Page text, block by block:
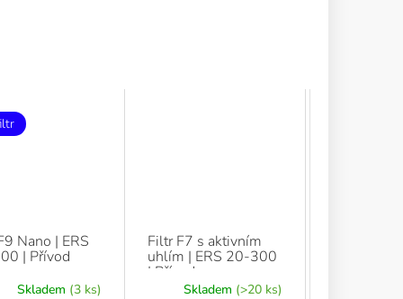
Nano | ERS
| Přívod
Skladem (3 ks)
Filtr F7 s aktivním
uhlím | ERS 20-300
| Přívod
Skladem (>20 ks)